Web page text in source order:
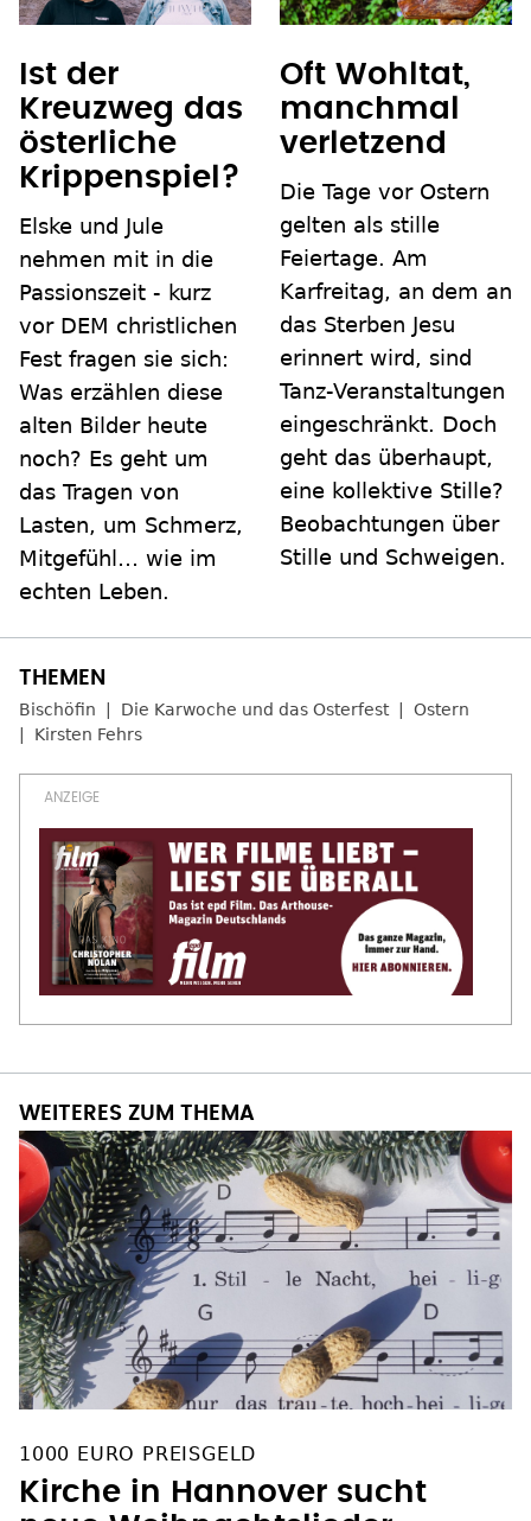
Ist der
Kreuzweg das
österliche
Krippenspiel?
Elske und Jule
nehmen mit in die
Passionszeit - kurz
vor DEM christlichen
Fest fragen sie sich:
Was erzählen diese
alten Bilder heute
noch? Es geht um
das Tragen von
Lasten, um Schmerz,
Mitgefühl… wie im
echten Leben.
Oft Wohltat,
manchmal
verletzend
Die Tage vor Ostern
gelten als stille
Feiertage. Am
Karfreitag, an dem an
das Sterben Jesu
erinnert wird, sind
Tanz-Veranstaltungen
eingeschränkt. Doch
geht das überhaupt,
eine kollektive Stille?
Beobachtungen über
Stille und Schweigen.
Bischöfin Die Karwoche und das Osterfest
Ostern
Kirsten Fehrs
Kirche in Hannover sucht
neue Weihnachtslieder